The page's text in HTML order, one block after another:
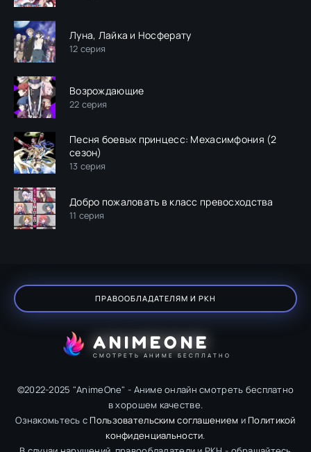
Луна, Лайка и Носферату
12 серия
Возрождающие
22 серия
Песня боевых принцесс: Мехасимфония (2
сезон)
13 серия
Добро пожаловать в класс превосходства
11 серия
ПРАВООБЛАДАТЕЛЯМ И РКН
ANIMEONE
СМОТРЕТЬ АНИМЕ БЕСПЛАТНО
©2022-2025 "AnimeOne" - Аниме онлайн смотреть бесплатно
в хорошем качестве.
Ознакомьтесь с Пользовательским соглашением и Политикой
конфиденциальности.